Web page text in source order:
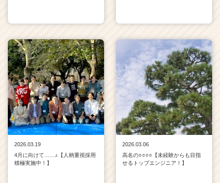
ア
（C
h
e
e
r
C
a
r
e
e
2026.03.19
4月に向けて……♪【人柄重視採用
積極実施中！】
2026.03.06
高名の○○○○【未経験からも目指
せるトップエンジニア！】